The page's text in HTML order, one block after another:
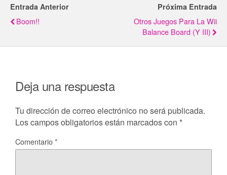
Entrada Anterior
Boom!!
Próxima Entrada
Otros Juegos Para La Wii
Balance Board (y III)
Deja una respuesta
Tu dirección de correo electrónico no será publicada.
Los campos obligatorios están marcados con *
Comentario*